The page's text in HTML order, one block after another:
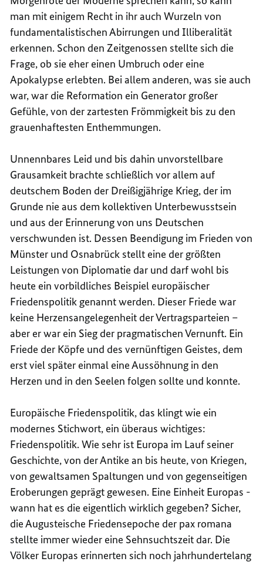
man mit einigem Recht in ihr auch Wurzeln von
fundamentalistischen Abirrungen und Illiberalität
erkennen. Schon den Zeitgenossen stellte sich die
Frage, ob sie eher einen Umbruch oder eine
Apokalypse erlebten. Bei allem anderen, was sie auch
war, war die Reformation ein Generator großer
Gefühle, von der zartesten Frömmigkeit bis zu den
grauenhaftesten Enthemmungen.
Unnennbares Leid und bis dahin unvorstellbare
Grausamkeit brachte schließlich vor allem auf
deutschem Boden der Dreißigjährige Krieg, der im
Grunde nie aus dem kollektiven Unterbewusstsein
und aus der Erinnerung von uns Deutschen
verschwunden ist. Dessen Beendigung im Frieden von
Münster und Osnabrück stellt eine der größten
Leistungen von Diplomatie dar und darf wohl bis
heute ein vorbildliches Beispiel europäischer
Friedenspolitik genannt werden. Dieser Friede war
keine Herzensangelegenheit der Vertragsparteien –
aber er war ein Sieg der pragmatischen Vernunft. Ein
Friede der Köpfe und des vernünftigen Geistes, dem
erst viel später einmal eine Aussöhnung in den
Herzen und in den Seelen folgen sollte und konnte.
Europäische Friedenspolitik, das klingt wie ein
modernes Stichwort, ein überaus wichtiges:
Friedenspolitik. Wie sehr ist Europa im Lauf seiner
Geschichte, von der Antike an bis heute, von Kriegen,
von gewaltsamen Spaltungen und von gegenseitigen
Eroberungen geprägt gewesen. Eine Einheit Europas -
wann hat es die eigentlich wirklich gegeben? Sicher,
die Augusteische Friedensepoche der pax romana
stellte immer wieder eine Sehnsuchtszeit dar. Die
Völker Europas erinnerten sich noch jahrhundertelang